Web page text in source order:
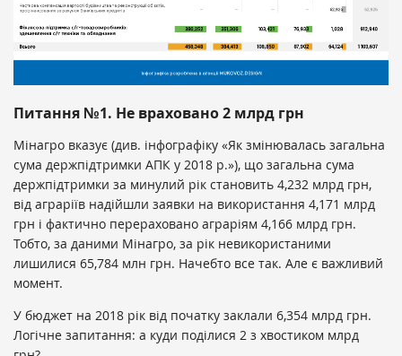
Питання №1. Не враховано 2 млрд грн
Мінагро вказує (див. інфографіку «Як змінювалась загальна
сума держпідтримки АПК у 2018 р.»), що загальна сума
держпідтримки за минулий рік становить 4,232 млрд грн,
від аграріїв надійшли заявки на використання 4,171 млрд
грн і фактично перераховано аграріям 4,166 млрд грн.
Тобто, за даними Мінагро, за рік невикористаними
лишилися 65,784 млн грн. Начебто все так. Але є важливий
момент.
У бюджет на 2018 рік від початку заклали 6,354 млрд грн.
Логічне запитання: а куди поділися 2 з хвостиком млрд